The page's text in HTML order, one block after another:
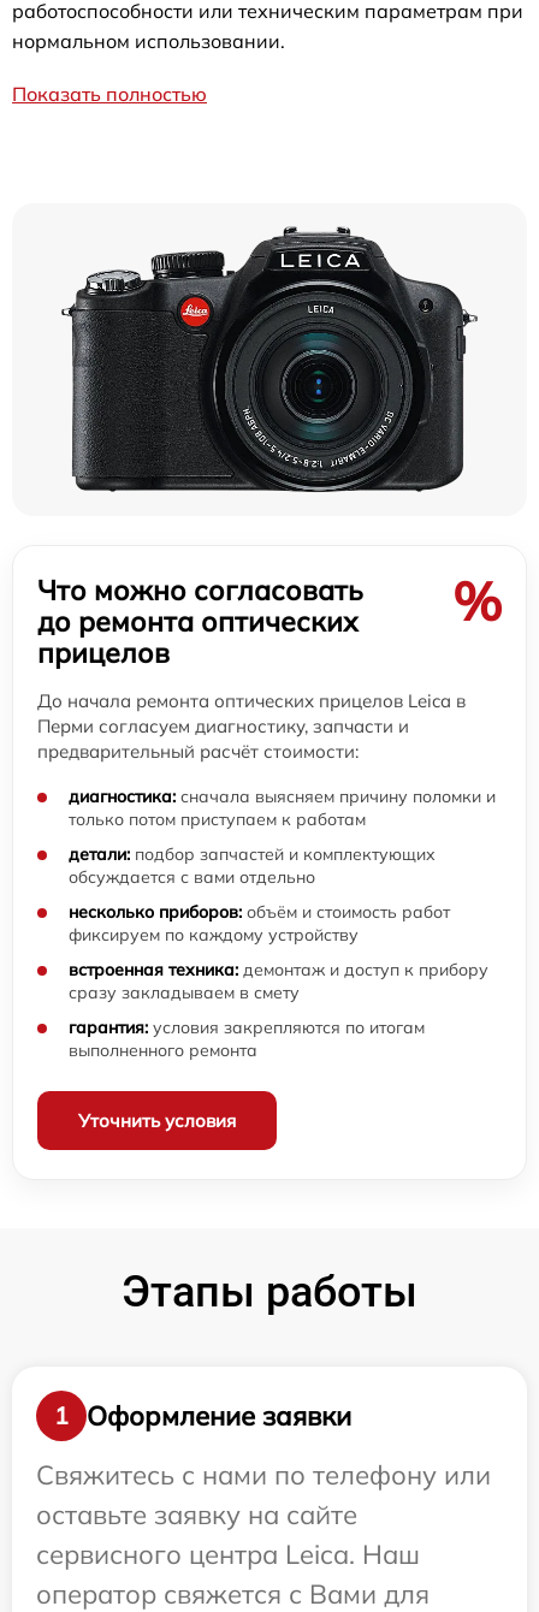
работоспособности или техническим параметрам при
нормальном использовании.
Показать полностью
Что можно согласовать
до ремонта оптических
прицелов
%
До начала ремонта оптических прицелов Leica в
Перми согласуем диагностику, запчасти и
предварительный расчёт стоимости:
диагностика: сначала выясняем причину поломки и
только потом приступаем к работам
детали: подбор запчастей и комплектующих
обсуждается с вами отдельно
несколько приборов: объём и стоимость работ
фиксируем по каждому устройству
встроенная техника: демонтаж и доступ к прибору
сразу закладываем в смету
гарантия: условия закрепляются по итогам
выполненного ремонта
Уточнить условия
Этапы работы
1
Оформление заявки
Свяжитесь с нами по телефону или
оставьте заявку на сайте
сервисного центра Leica. Наш
оператор свяжется с Вами для